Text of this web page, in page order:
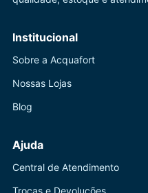
Institucional
Sobre a Acquafort
Nossas Lojas
Blog
Ajuda
Central de Atendimento
Trocas e Devoluções